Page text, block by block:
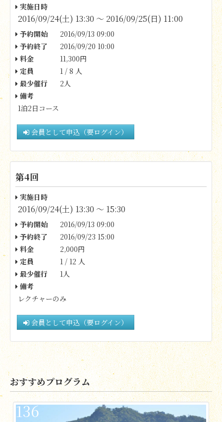
実施日時
2016/09/24(土) 13:30 〜 2016/09/25(日) 11:00
予約開始
2016/09/13 09:00
予約終了
2016/09/20 10:00
料金
11,300円
定員
1 / 8 人
最少催行
2人
備考
1泊2日コース
会員として申込（要ログイン）
第4回
実施日時
2016/09/24(土) 13:30 〜 15:30
予約開始
2016/09/13 09:00
予約終了
2016/09/23 15:00
料金
2,000円
定員
1 / 12 人
最少催行
1人
備考
レクチャーのみ
会員として申込（要ログイン）
おすすめプログラム
136